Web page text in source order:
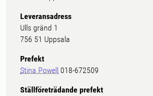
Leveransadress
Ulls gränd 1
756 51 Uppsala
Prefekt
Stina Powell 018-672509
Ställföreträdande prefekt